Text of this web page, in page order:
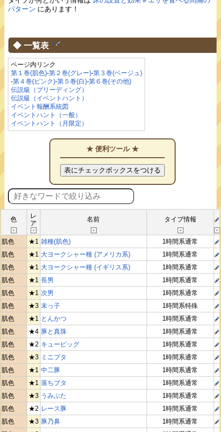
パターン にあります！
◆ 一覧表 †
ページ内リンク
第１巻(肌色)-第２巻(グレー)-第３巻(ベージュ)
-第４巻(ピンク)-第５巻(白)-第６巻(その他)
伝説級（ブリーディング）
伝説級（イベントハント）
イベント報酬系統図
イベントハント（一般）
イベントハント（月限定）
★ 便利ツール ★
表にチェックボックスをつける
色
レ
ア
名前 タイプ情報
肌色 ★1 雑種(肌色)
1時間系通常
肌色
★1 大ヨークシャー種 (アメリカ系)
1時間系通常
肌色
★1 大ヨークシャー種 (イギリス系)
1時間系通常
肌色
★1 長男
1時間系通常
肌色
★1 次男
1時間系通常
肌色
★3 末っ子
1時間系特殊
肌色
★1 とんかつ
1時間系通常
肌色
★4 豚と真珠
1時間系通常
肌色
★2 キューピッグ
1時間系通常
肌色
★3 ミニブタ
1時間系通常
肌色
★1 中二豚
1時間系通常
肌色
★1 落ちブタ
1時間系通常
肌色
★3 うみぶた
1時間系通常
肌色
★2 レース豚
1時間系通常
肌色
★3 豚乃鼻
1時間系通常